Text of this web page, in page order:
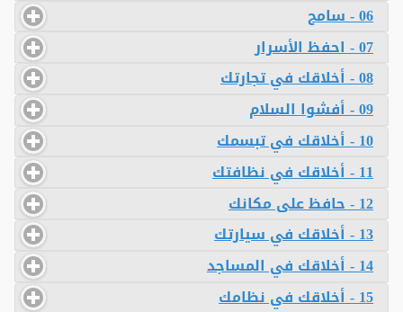
06 - سامح
07 - احفظ الأسرار
08 - أخلاقك في تجارتك
09 - أفشوا السلام
10 - أخلاقك في تبسمك
11 - أخلاقك في نظافتك
12 - حافظ على مكانك
13 - أخلاقك في سيارتك
14 - أخلاقك في المساجد
15 - أخلاقك في نظامك